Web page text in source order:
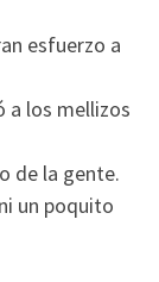
esfuerzo a
a los mellizos
de la gente.
un poquito